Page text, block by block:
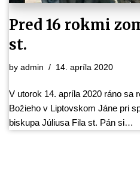
Pred 16 rokmi
st.
by admin 14. apríla 2020
V utorok 14. apríla 2020 ráno sa
Božieho v Liptovskom Jáne pri
biskupa Júliusa Fila st. Pán si…